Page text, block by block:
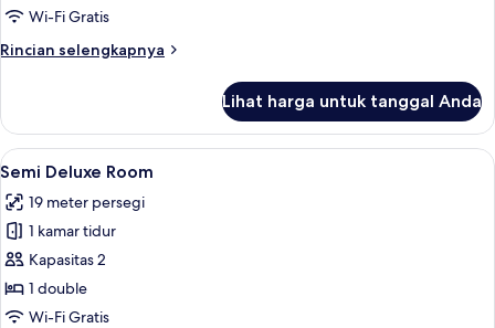
Wi-Fi Gratis
Rincian selengkapnya
Rincian
Single
Room
Lihat harga untuk tanggal Anda
Lihat
semua
foto
untuk
Semi
Deluxe
Room
4
Semi Deluxe Room
19 meter persegi
1 kamar tidur
Kapasitas 2
1 double
Wi-Fi Gratis